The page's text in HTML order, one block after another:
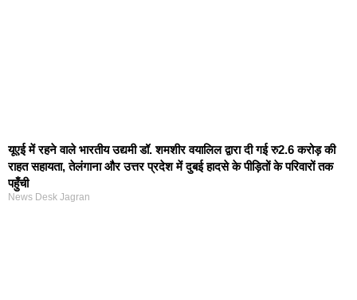
यूएई में रहने वाले भारतीय उद्यमी डॉ. शमशीर वयालिल द्वारा दी गई रु2.6 करोड़ की
राहत सहायता, तेलंगाना और उत्तर प्रदेश में दुबई हादसे के पीड़ितों के परिवारों तक
पहुँची
News Desk Jagran